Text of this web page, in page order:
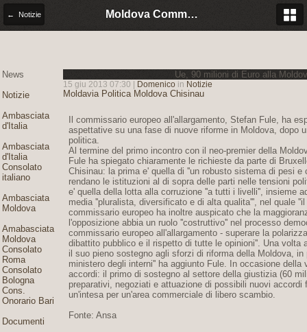
← Notizie Moldova Community Italia
News
Notizie
Ambasciata
d'Italia
Ambasciata
d'Italia
Consolato
italiano
Ambasciata
Moldova
Amabasciata
Moldova
Consolato
Roma
Consolato
Bologna
Cons.
Onorario Bari
Documenti
Ue, 90 milioni di Euro alla
15 giu 2013 07:30 | Domenico in Notizie
Moldavia Politica Moldova Chisinau
Il commissario europeo all'allargamento, Stefan Fule, ha
aspettative su una fase di nuove riforme in Moldova, dopo
politica.
Al termine del primo incontro con il neo-premier della
Fule ha spiegato chiaramente le richieste da parte di
Chisinau: la prima e' quella di ''un robusto sistema di pesi e
rendano le istituzioni al di sopra delle parti nelle tensioni
e' quella della lotta alla corruzione ''a tutti i livelli'', insieme
media ''pluralista, diversificato e di alta qualita''', nel quale
commissario europeo ha inoltre auspicato che la
l'opposizione abbia un ruolo ''costruttivo'' nel processo
commissario europeo all'allargamento - superare la
dibattito pubblico e il rispetto di tutte le opinioni''. Una volta
il suo pieno sostegno agli sforzi di riforma della Moldova,
ministero degli interni'' ha aggiunto Fule. In occasione
accordi: il primo di sostegno al settore della giustizia (60
preparativi, negoziati e attuazione di possibili nuovi
un'intesa per un'area commerciale di libero scambio.
Fonte: Ansa